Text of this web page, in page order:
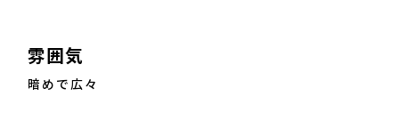
雰囲気
暗めで広々